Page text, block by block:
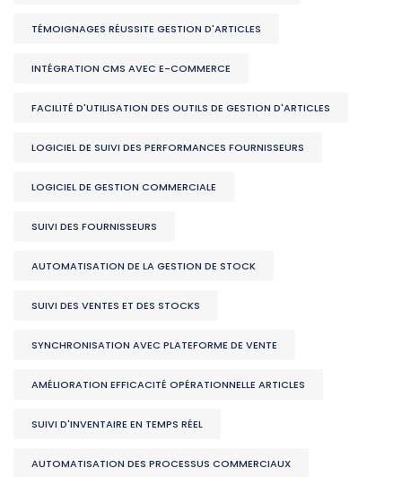
TÉMOIGNAGES RÉUSSITE GESTION D'ARTICLES
INTÉGRATION CMS AVEC E-COMMERCE
FACILITÉ D'UTILISATION DES OUTILS DE GESTION D'ARTICLES
LOGICIEL DE SUIVI DES PERFORMANCES FOURNISSEURS
LOGICIEL DE GESTION COMMERCIALE
SUIVI DES FOURNISSEURS
AUTOMATISATION DE LA GESTION DE STOCK
SUIVI DES VENTES ET DES STOCKS
SYNCHRONISATION AVEC PLATEFORME DE VENTE
AMÉLIORATION EFFICACITÉ OPÉRATIONNELLE ARTICLES
SUIVI D'INVENTAIRE EN TEMPS RÉEL
AUTOMATISATION DES PROCESSUS COMMERCIAUX